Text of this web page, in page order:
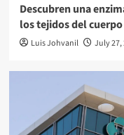
Descubren una
los tejidos del cuerpo
Luis Johvanil July 27,